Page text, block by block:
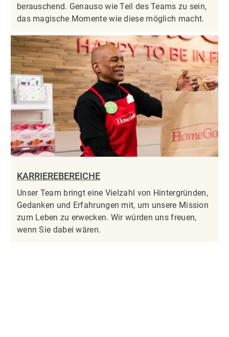
berauschend. Genauso wie Teil des Teams zu sein,
das magische Momente wie diese möglich macht.
KARRIEREBEREICHE
Unser Team bringt eine Vielzahl von Hintergründen,
Gedanken und Erfahrungen mit, um unsere Mission
zum Leben zu erwecken. Wir würden uns freuen,
wenn Sie dabei wären.